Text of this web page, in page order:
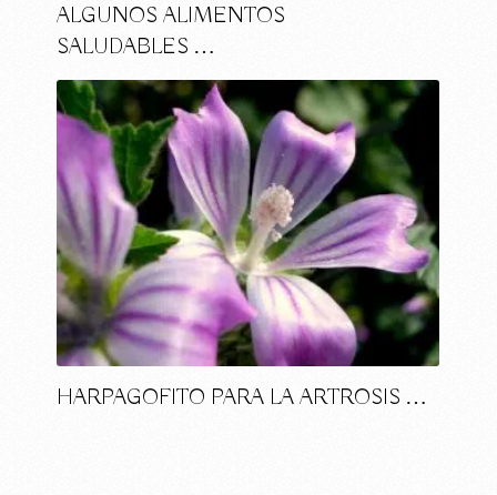
ALGUNOS ALIMENTOS
SALUDABLES …
HARPAGOFITO PARA LA ARTROSIS …